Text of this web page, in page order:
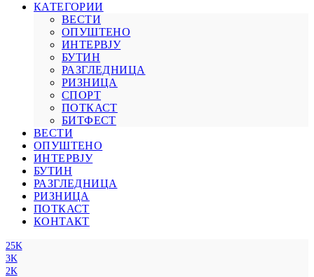
КАТЕГОРИИ
ВЕСТИ
ОПУШТЕНО
ИНТЕРВЈУ
БУТИН
РАЗГЛЕДНИЦА
РИЗНИЦА
СПОРТ
ПОТКАСТ
БИТФЕСТ
ВЕСТИ
ОПУШТЕНО
ИНТЕРВЈУ
БУТИН
РАЗГЛЕДНИЦА
РИЗНИЦА
ПОТКАСТ
КОНТАКТ
25K
3K
2K